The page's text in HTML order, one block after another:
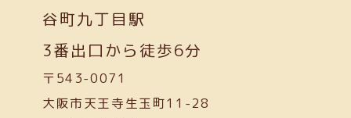
谷町九丁目駅
3番出口から徒歩6分
〒543-0071
大阪市天王寺生玉町11-28